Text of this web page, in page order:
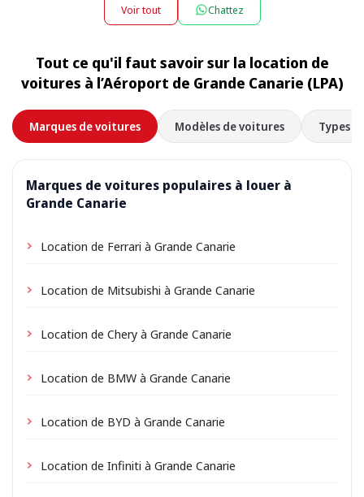
supplément de nuit peut s’appliquer — le montant
exact est affiché lors de la réservation.
appartement ou villa, et nous la récupérons au même
endroit à la fin de la location. Choisissez simplement
en charge lors de la réservation ; selon l’emplacement,
de petits frais de livraison peuvent s’appliquer,
toujours indiqués à l’avance.
Voir tout Chattez
Tout ce qu'il faut savoir sur la location de
voitures à l’Aéroport de Grande Canarie (LPA)
Marques de voitures Modèles de voitures Types
Marques de voitures populaires à louer à
Grande Canarie
Location de Ferrari à Grande Canarie
Location de Mitsubishi à Grande Canarie
Location de Chery à Grande Canarie
Location de BMW à Grande Canarie
Location de BYD à Grande Canarie
Location de Infiniti à Grande Canarie